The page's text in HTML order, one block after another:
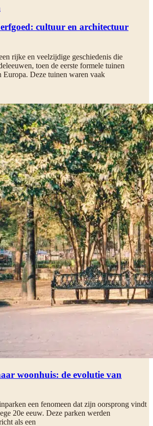
cultuur en architectuur
rijke en veelzijdige geschiedenis die
toen de eerste formele tuinen
Europa. Deze tuinen waren vaak
woonhuis: de evolutie van
een fenomeen dat zijn oorsprong vindt
20e eeuw. Deze parken werden
als een